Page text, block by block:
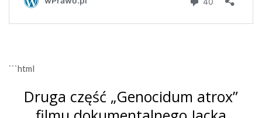
```html
Druga część „Genocidum atrox”